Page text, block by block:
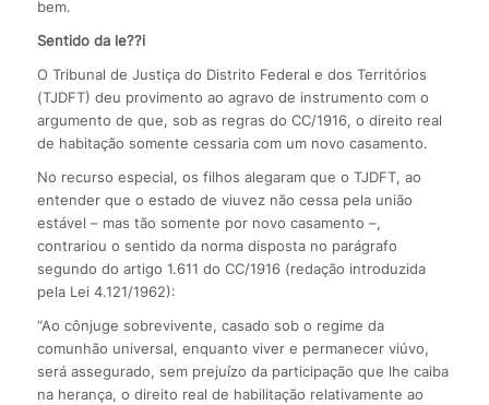
bem.
Sentido da le??i
O Tribunal de Justiça do Distrito Federal e dos Territórios
(TJDFT) deu provimento ao agravo de instrumento com o
argumento de que, sob as regras do CC/1916, o direito real
de habitação somente cessaria com um novo casamento.
No recurso especial, os filhos alegaram que o TJDFT, ao
entender que o estado de viuvez não cessa pela união
estável – mas tão somente por novo casamento –,
contrariou o sentido da norma disposta no parágrafo
segundo do artigo 1.611 do CC/1916 (redação introduzida
pela Lei 4.121/1962):
“Ao cônjuge sobrevivente, casado sob o regime da
comunhão universal, enquanto viver e permanecer viúvo,
será assegurado, sem prejuízo da participação que lhe caiba
na herança, o direito real de habilitação relativamente ao